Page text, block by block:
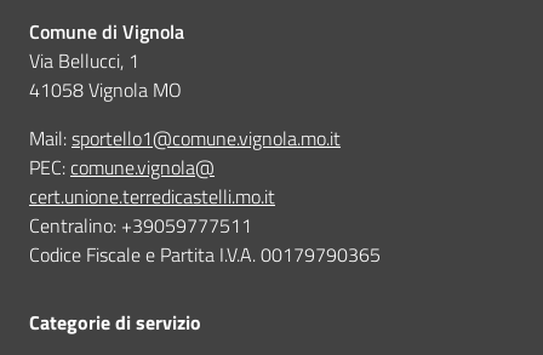
Comune di Vignola
Via Bellucci, 1
41058 Vignola MO
Mail:sportello1@comune.vignola.mo.it
PEC: comune.vignola@
cert.unione.terredicastelli.mo.it
Centralino: +39059777511
Codice Fiscale e Partita I.V.A. 00179790365
Categorie di servizio